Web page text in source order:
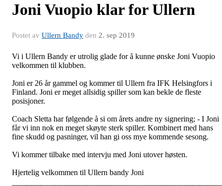
Joni Vuopio klar for Ullern
Postet av Ullern Bandy den 2. sep 2019
Vi i Ullern Bandy er utrolig glade for å kunne ønske Joni Vuopio
velkommen til klubben.
Joni er 26 år gammel og kommer til Ullern fra IFK Helsingfors i
Finland. Joni er meget allsidig spiller som kan bekle de fleste
posisjoner.
Coach Sletta har følgende å si om årets andre ny signering; - I Joni
får vi inn nok en meget skøyte sterk spiller. Kombinert med hans
fine skudd og pasninger, vil han gi oss mye kommende sesong.
Vi kommer tilbake med intervju med Joni utover høsten.
Hjertelig velkommen til Ullern bandy Joni